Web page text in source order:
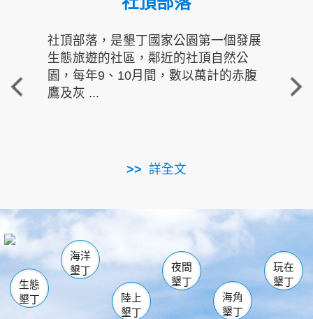
社頂部落，是墾丁國家公園第一個發展
生態旅遊的社區，鄰近的社頂自然公
園，每年9、10月間，數以萬計的赤腹
鷹及灰 ...
詳全文
重
走進
南仁湖
海生館
恆春 佳樂水
龍鑾潭自然中心 森林遊樂區
瓊麻館
關山 墾管處遊客中心
社頂公園 風吹沙
船帆石
白砂 龍磐公園
香蕉灣
砂島
鵝鑾鼻
生態
墾丁
海洋
墾丁
陸上
墾丁
夜間
墾丁
海角
墾丁
玩在
墾丁